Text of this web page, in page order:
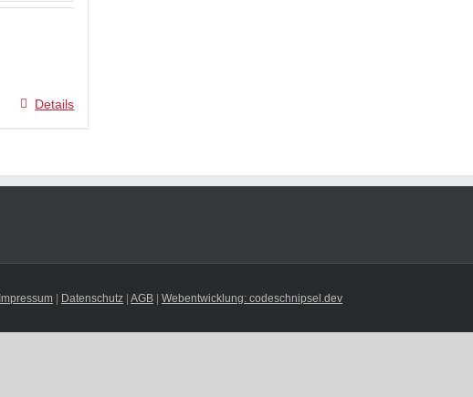
Details
Impressum Datenschutz AGB Webentwicklung: codeschnipsel.dev